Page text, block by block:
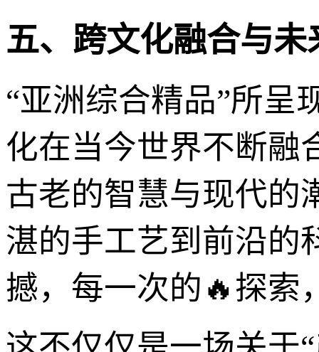
五、跨文化融合与未
“亚洲综合精品”所呈
化在当今世界不断融
古老的智慧与现代的
湛的手工艺到前沿的
撼，每一次的🔥探索